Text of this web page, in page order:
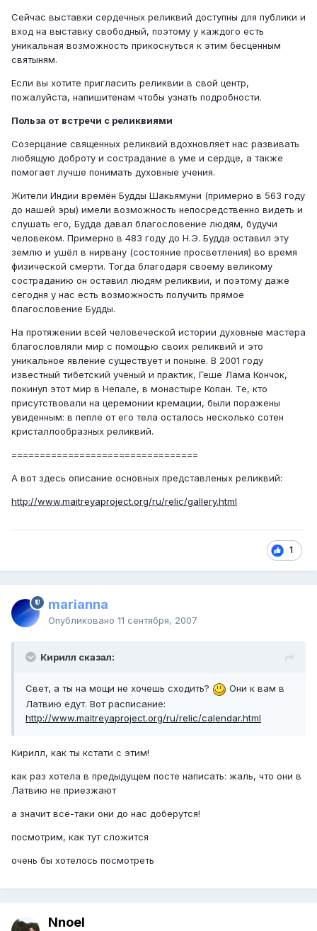
Сейчас выставки сердечных реликвий доступны для публики и
вход на выставку свободный, поэтому у каждого есть
уникальная возможность прикоснуться к этим бесценным
святыням.
Если вы хотите пригласить реликвии в свой центр,
пожалуйста, напишитенам чтобы узнать подробности.
Польза от встречи с реликвиями
Созерцание священных реликвий вдохновляет нас развивать
любящую доброту и сострадание в уме и сердце, а также
помогает лучше понимать духовные учения.
Жители Индии времён Будды Шакьямуни (примерно в 563 году
до нашей эры) имели возможность непосредственно видеть и
слушать его, Будда давал благословение людям, будучи
человеком. Примерно в 483 году до Н.Э. Будда оставил эту
землю и ушёл в нирвану (состояние просветления) во время
физической смерти. Тогда благодаря своему великому
состраданию он оставил людям реликвии, и поэтому даже
сегодня у нас есть возможность получить прямое
благословение Будды.
На протяжении всей человеческой истории духовные мастера
благословляли мир с помощью своих реликвий и это
уникальное явление существует и поныне. В 2001 году
известный тибетский учёный и практик, Геше Лама Кончок,
покинул этот мир в Непале, в монастыре Копан. Те, кто
присутствовали на церемонии кремации, были поражены
увиденным: в пепле от его тела осталось несколько сотен
кристаллообразных реликвий.
=================================
А вот здесь описание основных представленых реликвий:
http://www.maitreyaproject.org/ru/relic/gallery.html
1
marianna
Опубликовано 11 сентября, 2007
Кирилл сказал:
Свет, а ты на мощи не хочешь сходить?
Они к вам в
Латвию едут. Вот расписание:
http://www.maitreyaproject.org/ru/relic/calendar.html
Кирилл, как ты кстати с этим!
как раз хотела в предыдущем посте написать: жаль, что они в
Латвию не приезжают
а значит всё-таки они до нас доберутся!
посмотрим, как тут сложится
очень бы хотелось посмотреть
Nnoel